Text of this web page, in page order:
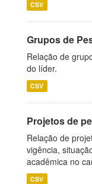
CSV
Grupos de
Relação de
do líder.
CSV
Projetos de
Relação de
vigência,
acadêmica no
CSV